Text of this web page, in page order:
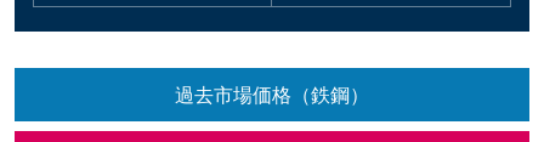
過去市場価格（鉄鋼）